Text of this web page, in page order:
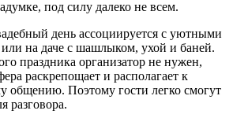
под силу далеко не всем.
день ассоциируется с уютными
на даче с шашлыком, ухой и баней.
праздника организатор не нужен,
раскрепощает и располагает к
общению. Поэтому гости легко смогут
разговора.